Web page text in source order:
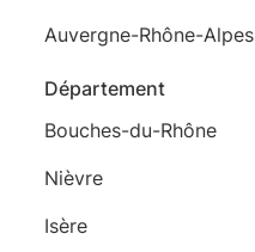
Auvergne-Rhône-Alpes
Département
Bouches-du-Rhône
Nièvre
Isère